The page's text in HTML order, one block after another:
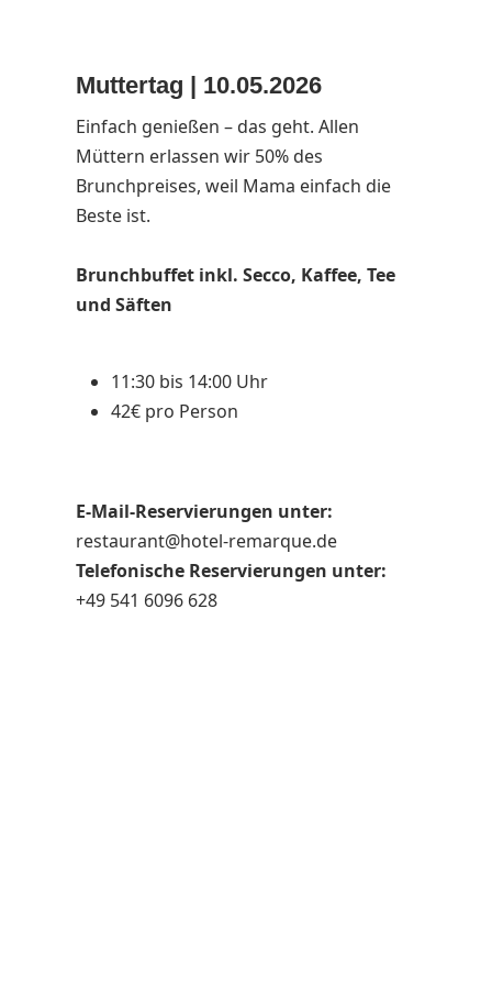
Muttertag | 10.05.2026
Einfach genießen – das geht. Allen
Müttern erlassen wir 50% des
Brunchpreises, weil Mama einfach die
Beste ist.
Brunchbuffet inkl. Secco, Kaffee, Tee
und Säften
11:30 bis 14:00 Uhr
42€ pro Person
E-Mail-Reservierungen unter:
restaurant@hotel-remarque.de
Telefonische Reservierungen unter:
+49 541 6096 628